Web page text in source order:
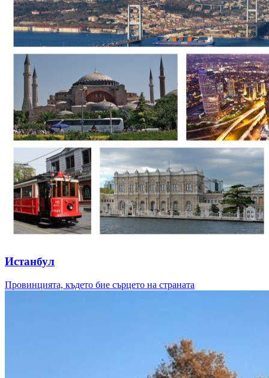
Истанбул
Провинцията, където бие сърцето на страната